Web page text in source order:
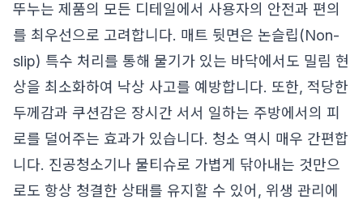
뚜누는 제품의 모든 디테일에서 사용자의 안전과 편의
를 최우선으로 고려합니다. 매트 뒷면은 논슬립(Non-
slip) 특수 처리를 통해 물기가 있는 바닥에서도 밀림 현
상을 최소화하여 낙상 사고를 예방합니다. 또한, 적당한
두께감과 쿠션감은 장시간 서서 일하는 주방에서의 피
로를 덜어주는 효과가 있습니다. 청소 역시 매우 간편합
니다. 진공청소기나 물티슈로 가볍게 닦아내는 것만으
로도 항상 청결한 상태를 유지할 수 있어, 위생 관리에